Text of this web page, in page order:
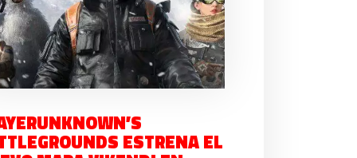
ESTRENA EL